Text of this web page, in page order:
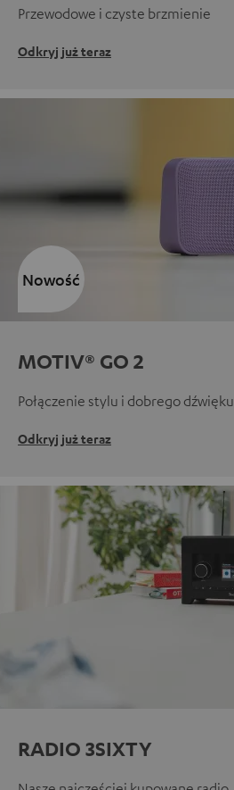
Przewodowe i czyste brzmienie
Odkryj już teraz
MOTIV® GO 2
Połączenie stylu i dobrego dźwięku
Odkryj już teraz
Nowość
RADIO 3SIXTY